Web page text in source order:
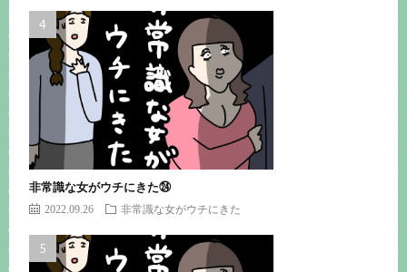
非常識な女がウチにきた㉔
2022.09.26 非常識な女がウチにきた